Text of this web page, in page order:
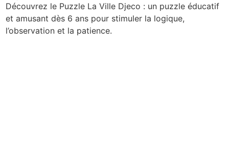
Découvrez le Puzzle La Ville Djeco : un puzzle éducatif
et amusant dès 6 ans pour stimuler la logique,
l’observation et la patience.